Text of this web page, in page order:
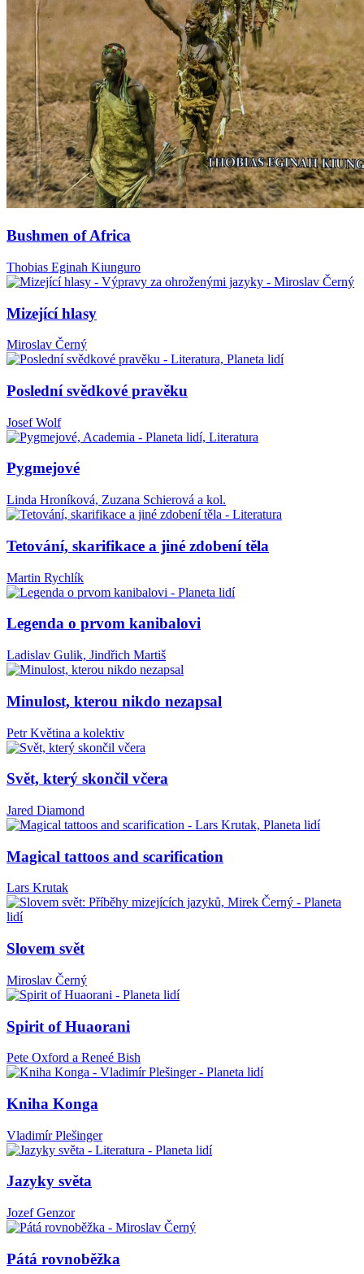
Bushmen of Africa
Thobias Eginah Kiunguro
Mizející hlasy
Miroslav Černý
Poslední svědkové pravěku
Josef Wolf
Pygmejové
Linda Hroníková, Zuzana Schierová a kol.
Tetování, skarifikace a jiné zdobení těla
Martin Rychlík
Legenda o prvom kanibalovi
Ladislav Gulik, Jindřich Martiš
Minulost, kterou nikdo nezapsal
Petr Květina a kolektiv
Svět, který skončil včera
Jared Diamond
Magical tattoos and scarification
Lars Krutak
Slovem svět
Miroslav Černý
Spirit of Huaorani
Pete Oxford a Reneé Bish
Kniha Konga
Vladimír Plešinger
Jazyky světa
Jozef Genzor
Pátá rovnoběžka